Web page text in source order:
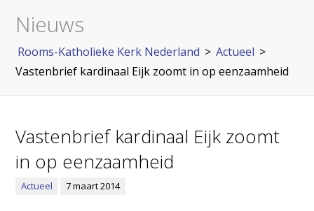
Nieuws
Rooms-Katholieke Kerk Nederland > Actueel >
Vastenbrief kardinaal Eijk zoomt in op eenzaamheid
Vastenbrief kardinaal Eijk zoomt
in op eenzaamheid
Actueel 7 maart 2014